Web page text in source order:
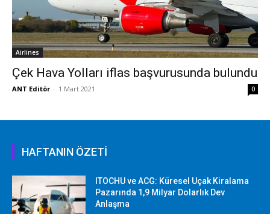
Airlines
Çek Hava Yolları iflas başvurusunda bulundu
ANT Editör - 1 Mart 2021 0
HAFTANIN ÖZETİ
ITOCHU ve ACG: Küresel Uçak Kiralama
Pazarında 1,9 Milyar Dolarlık Dev
Anlaşma